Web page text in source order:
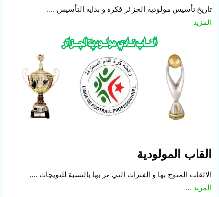
تاريخ تأسيس مولودية الجزائر فكرة و بداية التأسيس ....
المزيد
القاب المولودية
الالقاب المتوج بها و الفترات التي مر بها بالنسبة للتويجات ....
المزيد ...